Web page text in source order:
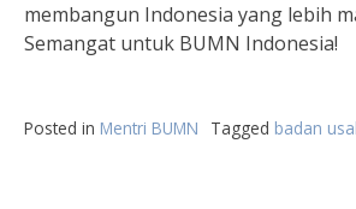
membangun Indonesia yang lebih
Semangat untuk BUMN Indonesia!
Posted in Mentri BUMN Tagged badan